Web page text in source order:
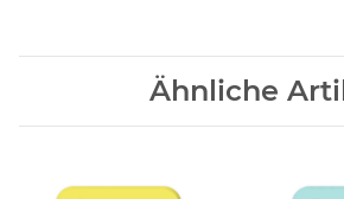
Ähnliche